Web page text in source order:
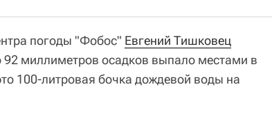
погоды "Фобос" Евгений Тишковец
миллиметров осадков выпало местами в
100-литровая бочка дождевой воды на